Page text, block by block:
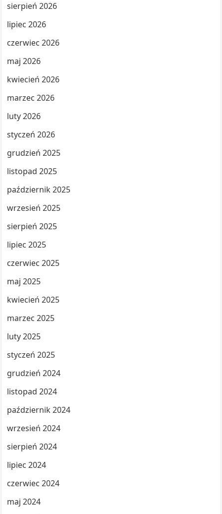
sierpień 2026
lipiec 2026
czerwiec 2026
maj 2026
kwiecień 2026
marzec 2026
luty 2026
styczeń 2026
grudzień 2025
listopad 2025
październik 2025
wrzesień 2025
sierpień 2025
lipiec 2025
czerwiec 2025
maj 2025
kwiecień 2025
marzec 2025
luty 2025
styczeń 2025
grudzień 2024
listopad 2024
październik 2024
wrzesień 2024
sierpień 2024
lipiec 2024
czerwiec 2024
maj 2024